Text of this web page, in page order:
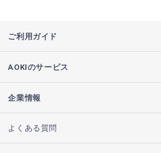
ご利用ガイド
AOKIのサービス
企業情報
よくある質問